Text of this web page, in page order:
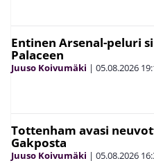
Entinen Arsenal-peluri
Palaceen
Juuso Koivumäki | 05.08.2026
Tottenham avasi
Gakposta
Juuso Koivumäki | 05.08.2026